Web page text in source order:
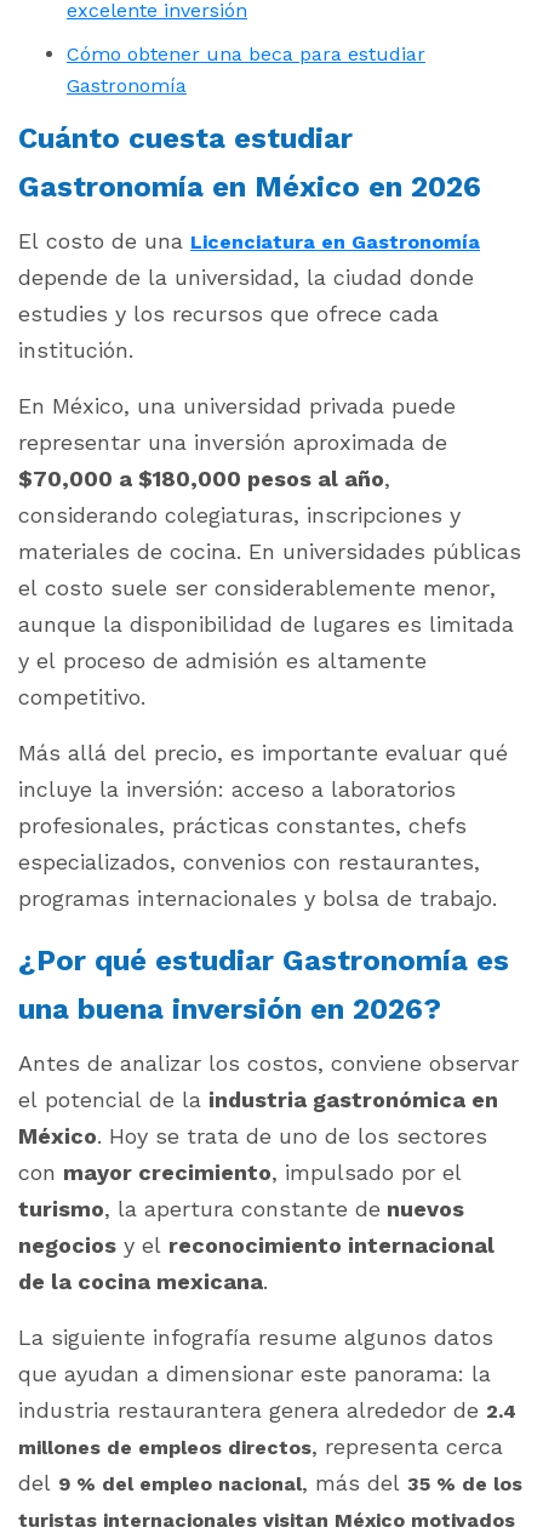
excelente inversión
Cómo obtener una beca para estudiar
Gastronomía
Cuánto cuesta estudiar
Gastronomía en México en 2026
El costo de una Licenciatura en Gastronomía
depende de la universidad, la ciudad donde
estudies y los recursos que ofrece cada
institución.
En México, una universidad privada puede
representar una inversión aproximada de
$70,000 a $180,000 pesos al año,
considerando colegiaturas, inscripciones y
materiales de cocina. En universidades públicas
el costo suele ser considerablemente menor,
aunque la disponibilidad de lugares es limitada
y el proceso de admisión es altamente
competitivo.
Más allá del precio, es importante evaluar qué
incluye la inversión: acceso a laboratorios
profesionales, prácticas constantes, chefs
especializados, convenios con restaurantes,
programas internacionales y bolsa de trabajo.
¿Por qué estudiar Gastronomía es
una buena inversión en 2026?
Antes de analizar los costos, conviene observar
el potencial de la industria gastronómica en
México. Hoy se trata de uno de los sectores
con mayor crecimiento, impulsado por el
turismo, la apertura constante de nuevos
negocios y el reconocimiento internacional
de la cocina mexicana.
La siguiente infografía resume algunos datos
que ayudan a dimensionar este panorama: la
industria restaurantera genera alrededor de 2.4
millones de empleos directos, representa cerca
del 9 % del empleo nacional, más del 35 % de los
turistas internacionales visitan México motivados